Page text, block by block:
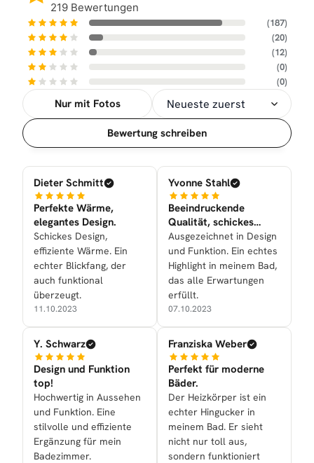
219 Bewertungen
(187)
(20)
(12)
(0)
(0)
Nur mit Fotos
Sortierung
Bewertung schreiben
Dieter Schmitt
Perfekte Wärme,
elegantes Design.
Schickes Design,
effiziente Wärme. Ein
echter Blickfang, der
auch funktional
überzeugt.
11.10.2023
Y. Schwarz
Design und Funktion
top!
Hochwertig in Aussehen
und Funktion. Eine
stilvolle und effiziente
Ergänzung für mein
Badezimmer.
Yvonne Stahl
Beeindruckende
Qualität, schickes
Design.
Ausgezeichnet in Design
und Funktion. Ein echtes
Highlight in meinem Bad,
das alle Erwartungen
erfüllt.
07.10.2023
Franziska Weber
Perfekt für moderne
Bäder.
Der Heizkörper ist ein
echter Hingucker in
meinem Bad. Er sieht
nicht nur toll aus,
sondern funktioniert